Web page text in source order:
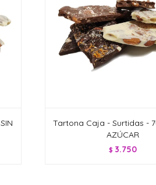
Tartona Caja - Surtidas -
AZÚCAR
$ 3.750